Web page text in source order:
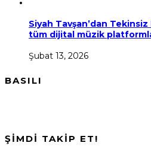
Siyah Tavşan’dan Tekinsiz
tüm dijital müzik
Şubat 13, 2026
BASILI
ŞİMDİ TAKİP ET!